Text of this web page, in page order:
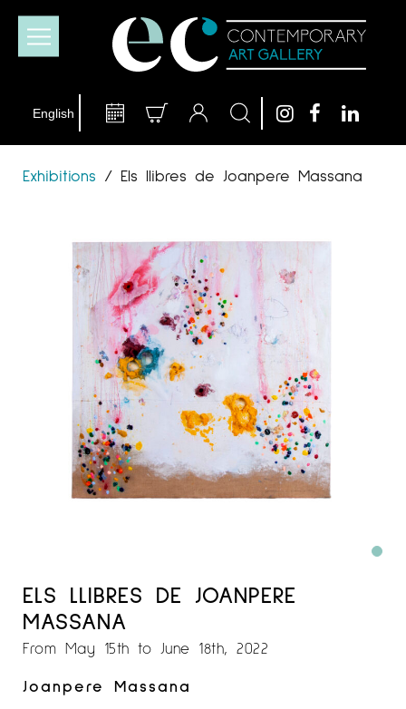
Exhibitions / Els llibres de Joanpere Massana
ELS LLIBRES DE JOANPERE
MASSANA
From May 15th to June 18th, 2022
Joanpere Massana